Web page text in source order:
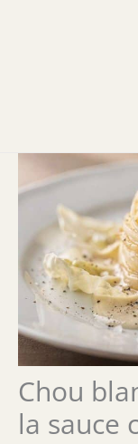
Chou
la sauce